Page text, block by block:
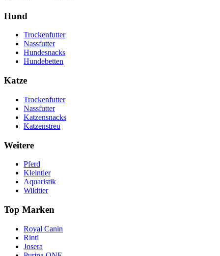
Hund
Trockenfutter
Nassfutter
Hundesnacks
Hundebetten
Katze
Trockenfutter
Nassfutter
Katzensnacks
Katzenstreu
Weitere
Pferd
Kleintier
Aquaristik
Wildtier
Top Marken
Royal Canin
Rinti
Josera